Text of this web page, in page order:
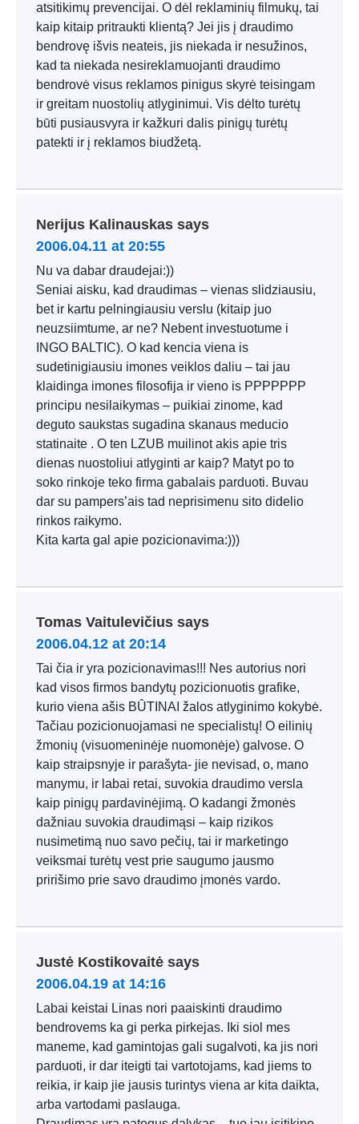
atsitikimų prevencijai. O dėl reklaminių filmukų, tai
kaip kitaip pritraukti klientą? Jei jis į draudimo
bendrovę išvis neateis, jis niekada ir nesužinos,
kad ta niekada nesireklamuojanti draudimo
bendrovė visus reklamos pinigus skyrė teisingam
ir greitam nuostolių atlyginimui. Vis dėlto turėtų
būti pusiausvyra ir kažkuri dalis pinigų turėtų
patekti ir į reklamos biudžetą.
Nerijus Kalinauskas says
2006.04.11 at 20:55
Nu va dabar draudejai:))
Seniai aisku, kad draudimas – vienas slidziausiu,
bet ir kartu pelningiausiu verslu (kitaip juo
neuzsiimtume, ar ne? Nebent investuotume i
INGO BALTIC). O kad kencia viena is
sudetinigiausiu imones veiklos daliu – tai jau
klaidinga imones filosofija ir vieno is PPPPPPP
principu nesilaikymas – puikiai zinome, kad
deguto saukstas sugadina skanaus meducio
statinaite . O ten LZUB muilinot akis apie tris
dienas nuostoliui atlyginti ar kaip? Matyt po to
soko rinkoje teko firma gabalais parduoti. Buvau
dar su pampers’ais tad neprisimenu sito didelio
rinkos raikymo.
Kita karta gal apie pozicionavima:)))
Tomas Vaitulevičius says
2006.04.12 at 20:14
Tai čia ir yra pozicionavimas!!! Nes autorius nori
kad visos firmos bandytų pozicionuotis grafike,
kurio viena ašis BÛTINAI žalos atlyginimo kokybė.
Tačiau pozicionuojamasi ne specialistų! O eilinių
žmonių (visuomeninėje nuomonėje) galvose. O
kaip straipsnyje ir parašyta- jie nevisad, o, mano
manymu, ir labai retai, suvokia draudimo versla
kaip pinigų pardavinėjimą. O kadangi žmonės
dažniau suvokia draudimąsi – kaip rizikos
nusimetimą nuo savo pečių, tai ir marketingo
veiksmai turėtų vest prie saugumo jausmo
pririšimo prie savo draudimo įmonės vardo.
Justė Kostikovaitė says
2006.04.19 at 14:16
Labai keistai Linas nori paaiskinti draudimo
bendrovems ka gi perka pirkejas. Iki siol mes
maneme, kad gamintojas gali sugalvoti, ka jis nori
parduoti, ir dar iteigti tai vartotojams, kad jiems to
reikia, ir kaip jie jausis turintys viena ar kita daikta,
arba vartodami paslauga.